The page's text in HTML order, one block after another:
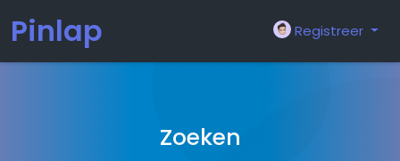
Pinlap Registreer
Zoeken